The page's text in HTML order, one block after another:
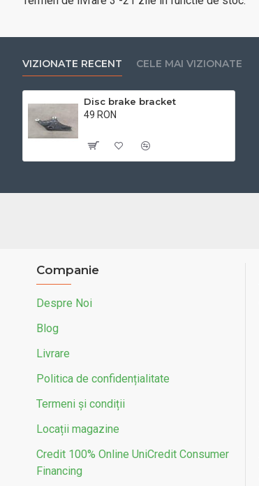
VIZIONATE RECENT CELE MAI VIZIONATE
Disc brake bracket
49 RON
Companie
Despre Noi
Blog
Livrare
Politica de confidențialitate
Termeni și condiții
Locații magazine
Credit 100% Online UniCredit Consumer
Financing